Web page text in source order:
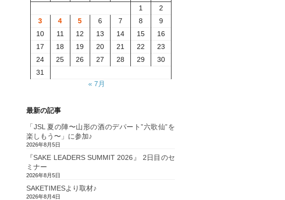
1
2
3
4 5 6 7 8
9
10
11 12 13 14 15
16
17
18 19 20 21 22
23
24
25 26 27 28 29
30
31
« 7月
最新の記事
「JSL 夏の陣〜山形の酒のデパート”六歌仙”を
楽しもう〜」に参加♪
2026年8月5日
『SAKE LEADERS SUMMIT 2026』 2日目のセ
ミナー
2026年8月5日
SAKETIMESより取材♪
2026年8月4日